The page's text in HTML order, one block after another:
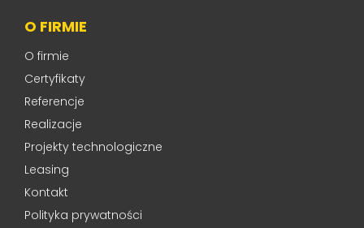
O FIRMIE
O firmie
Certyfikaty
Referencje
Realizacje
Projekty technologiczne
Leasing
Kontakt
Polityka prywatności